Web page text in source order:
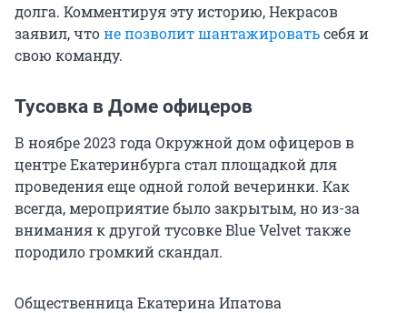
долга. Комментируя эту историю, Некрасов
заявил, чтоне позволит шантажироватьсебя и
свою команду.
Тусовка в Доме офицеров
В ноябре 2023 года Окружной дом офицеров в
центре Екатеринбурга стал площадкой для
проведения еще одной голой вечеринки. Как
всегда, мероприятие было закрытым, но из-за
внимания к другой тусовке Blue Velvet также
породило громкий скандал.
Общественница Екатерина Ипатова